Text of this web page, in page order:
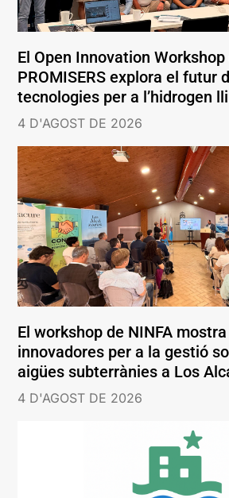
El Open Innovation Workshop
PROMISERS explora el futur
tecnologies per a l’hidrogen
4 D'AGOST DE 2026
El workshop de NINFA
innovadores per a la gestió
aigües subterrànies a Los
4 D'AGOST DE 2026